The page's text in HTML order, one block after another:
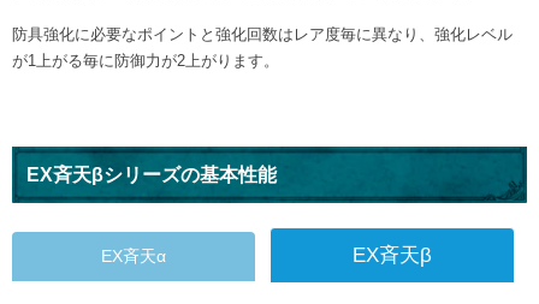
防具強化に必要なポイントと強化回数はレア度毎に異なり、強化レベル
が1上がる毎に防御力が2上がります。
EX斉天βシリーズの基本性能
EX斉天α EX斉天β